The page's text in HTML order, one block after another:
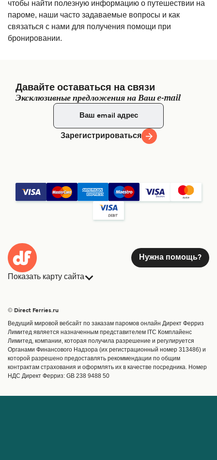
чтобы найти полезную информацию о путешествии на
пароме, наши часто задаваемые вопросы и как
связаться с нами для получения помощи при
бронировании.
Давайте оставаться на связи
Эксклюзивные предложения на Ваш e-mail
Зарегистрироваться
Нужна помощь?
Показать карту сайта
Страны
Обслуживание клиентов
Операторы
Маршруты и порты
Special Offers
Предлагает
Паромные билеты
Грузоперевозки
© Direct Ferries.ru
Ведущий мировой вебсайт по заказам паромов онлайн Директ Ферриз
Лимитед является назначенным представителем ITC Комплайенс
Лимитед, компании, которая получила разрешение и регулируется
Органами Финансового Надзора (их регистрационный номер 313486) и
которой разрешено предоставлять рекоммендации по общим
контрактам страхования и оформлять их в качестве посредника. Номер
НДС Директ Ферриз: GB 238 9488 50